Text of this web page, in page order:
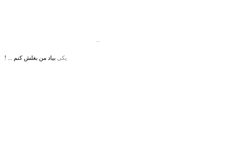
...
یکی بیاد من بغلش کنم ... !